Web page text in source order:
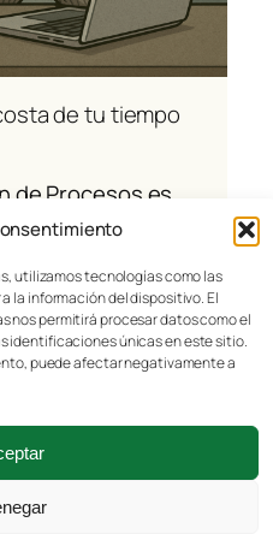
utilizamos tecnologías como las
la información del dispositivo. El
permitirá procesar datos como el
identificaciones únicas en este sitio.
puede afectar negativamente a
de tu tiempo
de Procesos es
de pedir
Aviso legal